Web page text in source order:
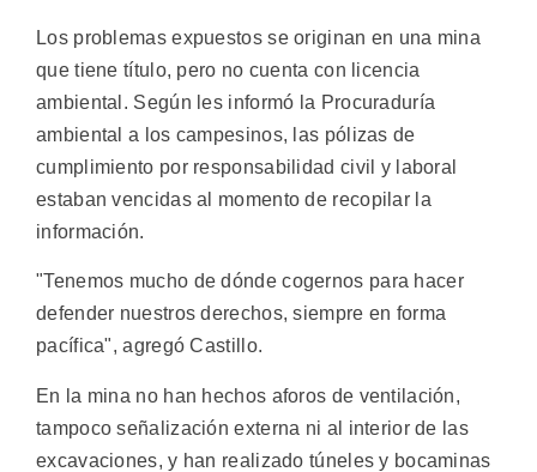
Los problemas expuestos se originan en una mina
que tiene título, pero no cuenta con licencia
ambiental. Según les informó la Procuraduría
ambiental a los campesinos, las pólizas de
cumplimiento por responsabilidad civil y laboral
estaban vencidas al momento de recopilar la
información.
"Tenemos mucho de dónde cogernos para hacer
defender nuestros derechos, siempre en forma
pacífica", agregó Castillo.
En la mina no han hechos aforos de ventilación,
tampoco señalización externa ni al interior de las
excavaciones, y han realizado túneles y bocaminas